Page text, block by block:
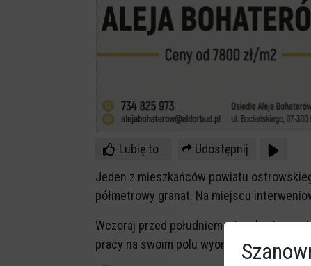
Lubię to
Udostępnij
Jeden z mieszkańców powiatu
półmetrowy granat. Na miejscu
Wczoraj przed południem mieszkaniec
pracy na swoim polu wyorał niewybuch.